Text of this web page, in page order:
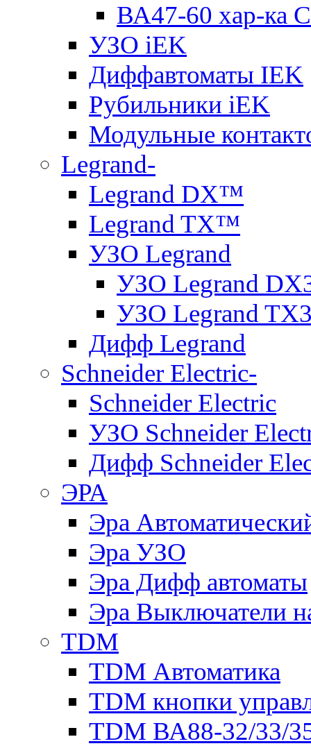
ВА47-60 хар-ка C
УЗО iEK
Диффавтоматы IEK
Рубильники iEK
Модульные
Legrand-
Legrand DX™
Legrand TX™
УЗО Legrand
УЗО Legrand
УЗО Legrand
Дифф Legrand
Schneider Electric-
Schneider Electric
УЗО Schneider
Дифф Schneider
ЭРА
Эра
Эра УЗО
Эра Дифф автоматы
Эра Выключатели
TDM
TDM Автоматика
TDM кнопки
TDM ВА88-32/33/